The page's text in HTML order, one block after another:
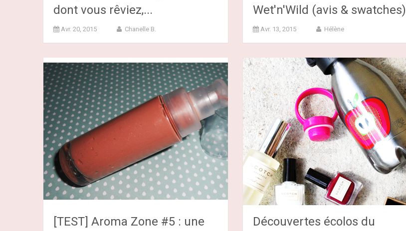
dont vous rêviez,...
Avr. 20, 2015 Chanelle B.
Wet'n'Wild (avis & swatches)
Avr. 13, 2015 Hélène
[TEST] Aroma Zone #5 : une
Découvertes écolos du